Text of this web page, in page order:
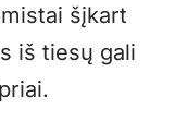
šįkart
iš tiesų gali